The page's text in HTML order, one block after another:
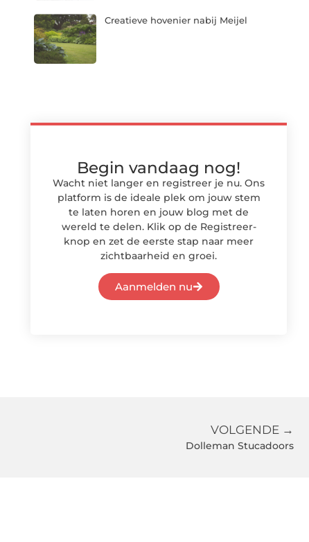
Creatieve hovenier nabij Meijel
Begin vandaag nog!
Wacht niet langer en registreer je nu. Ons
platform is de ideale plek om jouw stem
te laten horen en jouw blog met de
wereld te delen. Klik op de Registreer-
knop en zet de eerste stap naar meer
zichtbaarheid en groei.
Aanmelden nu
VOLGENDE →
Dolleman Stucadoors